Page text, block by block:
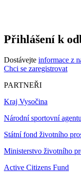
Přihlášení k
Dostávejte informace z
Chci se zaregistrovat
PARTNEŘI
Kraj Vysočina
Národní sportovní
Státní fond životního
Ministerstvo životního
Active Citizens Fund